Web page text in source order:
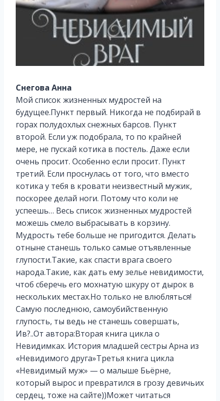
Снегова Анна
Мой список жизненных мудростей на
будущее.Пункт первый. Никогда не подбирай в
горах полудохлых снежных барсов. Пункт
второй. Если уж подобрала, то по крайней
мере, не пускай котика в постель. Даже если
очень просит. Особенно если просит. Пункт
третий. Если проснулась от того, что вместо
котика у тебя в кровати неизвестный мужик,
поскорее делай ноги. Потому что коли не
успеешь… Весь список жизненных мудростей
можешь смело выбрасывать в корзину.
Мудрость тебе больше не пригодится. Делать
отныне станешь только самые отъявленные
глупости.Такие, как спасти врага своего
народа.Такие, как дать ему зелье невидимости,
чтоб сберечь его мохнатую шкуру от дырок в
нескольких местах.Но только не влюбляться!
Самую последнюю, самоубийственную
глупость, ты ведь не станешь совершать,
Ив?..От автора:Вторая книга цикла о
Невидимках. История младшей сестры Арна из
«Невидимого друга»Третья книга цикла
«Невидимый муж» — о малыше Бьёрне,
который вырос и превратился в грозу девичьих
сердец, тоже на сайте))Может читаться